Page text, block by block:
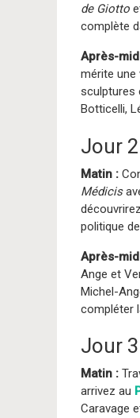
de Giotto
complète
Après-
mérite une
sculptures
Botticelli,
Jour
Matin :
Médicis
politique
Après-
Ange et
Michel-
compléter
Jour
Matin :
arrivez au
Caravage